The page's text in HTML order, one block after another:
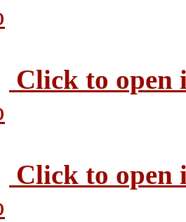
Click to open
Click to open